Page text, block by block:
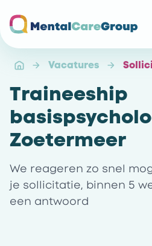
Vacatures
Traineeship
Zoetermeer
We reageren zo snel
je sollicitatie, binnen 5
een antwoord